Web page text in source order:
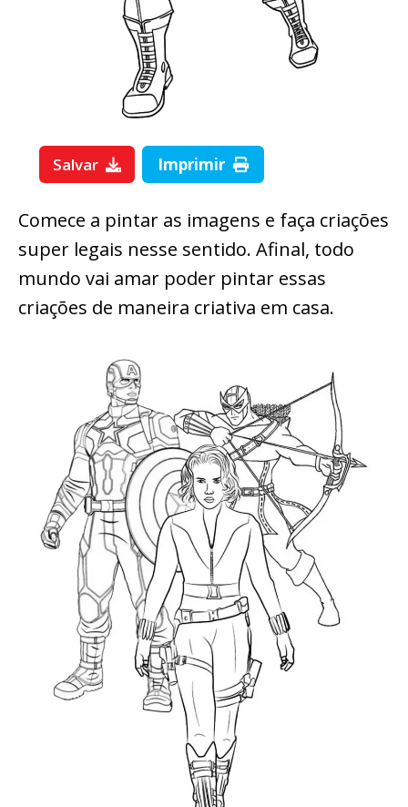
Salvar Imprimir
Comece a pintar as imagens e faça criações
super legais nesse sentido. Afinal, todo
mundo vai amar poder pintar essas
criações de maneira criativa em casa.